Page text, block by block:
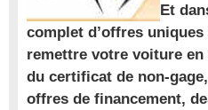
Et
complet d’offres
remettre votre voiture
du certificat de non-
offres de financement,